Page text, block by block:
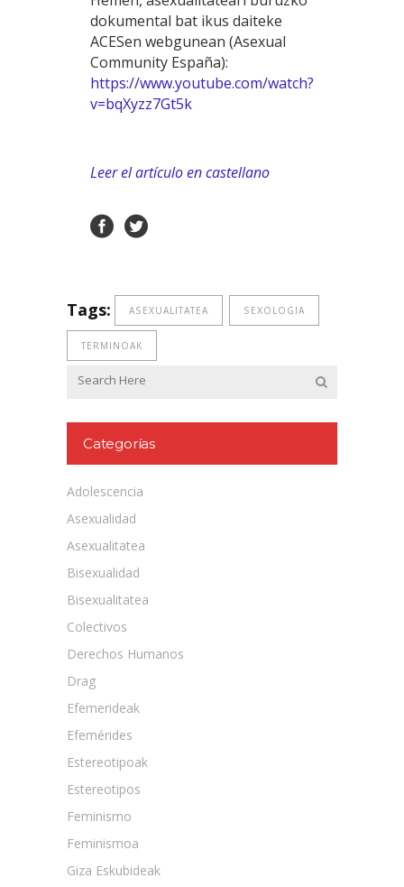
dokumental bat ikus daiteke
ACESen webgunean (Asexual
Community España):
https://www.youtube.com/watch?
v=bqXyzz7Gt5k
Leer el artículo en castellano
Tags: ASEXUALITATEA SEXOLOGIA
TERMINOAK
Categorías
Adolescencia
Asexualidad
Asexualitatea
Bisexualidad
Bisexualitatea
Colectivos
Derechos Humanos
Drag
Efemerideak
Efemérides
Estereotipoak
Estereotipos
Feminismo
Feminismoa
Giza Eskubideak